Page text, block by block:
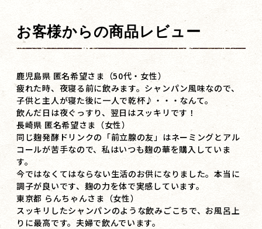
お客様からの商品レビュー
鹿児島県 匿名希望さま（50代・女性）
疲れた時、夜寝る前に飲みます。シャンパン風味なので、
子供と主人が寝た後に一人で乾杯♪・・・なんて。
飲んだ日は夜ぐっすり、翌日はスッキリです！
長崎県 匿名希望さま（女性）
同じ麹発酵ドリンクの「前立腺の友」はネーミングとアル
コールが苦手なので、私はいつも麹の華を購入していま
す。
今ではなくてはならない生活のお供になりました。本当に
調子が良いです、麹の力を体で実感しています。
東京都 らんちゃんさま（女性）
スッキリしたシャンパンのような飲みごこちで、お風呂上
りに最高です。夫婦で飲んでいます。